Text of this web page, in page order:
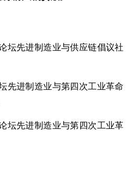
坛先进制造业与供应链倡议社
先进制造业与第四次工业革命
坛先进制造业与第四次工业革